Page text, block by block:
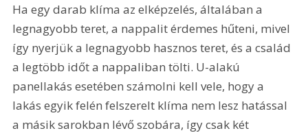
Ha egy darab klíma az elképzelés, általában a
legnagyobb teret, a nappalit érdemes hűteni, mivel
így nyerjük a legnagyobb hasznos teret, és a család
a legtöbb időt a nappaliban tölti. U-alakú
panellakás esetében számolni kell vele, hogy a
lakás egyik felén felszerelt klíma nem lesz hatással
a másik sarokban lévő szobára, így csak két